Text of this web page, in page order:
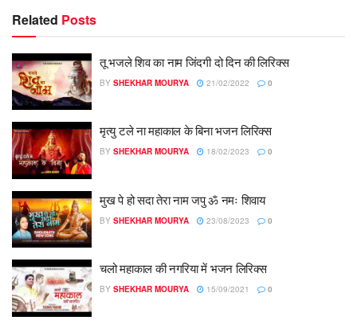
Related Posts
तू भजले शिव का नाम जिंदगी दो दिन की लिरिक्स
BY SHEKHAR MOURYA 21/02/2022 0
मृत्यु टले ना महाकाल के बिना भजन लिरिक्स
BY SHEKHAR MOURYA 18/02/2023 0
मुख पे हो सदा तेरा नाम जपु ॐ नमः शिवाय
BY SHEKHAR MOURYA 23/08/2023 0
चलो महाकाल की नगरिया में भजन लिरिक्स
BY SHEKHAR MOURYA 15/09/2021 0